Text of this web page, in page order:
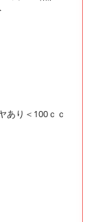
あり＜100ｃｃ